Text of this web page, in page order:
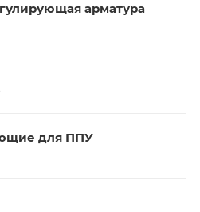
арматура
для ППУ